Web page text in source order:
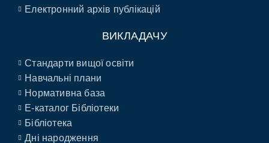
Електронний архів публікацій
ВИКЛАДАЧУ
Стандарти вищої освіти
Навчальні плани
Нормативна база
E-каталог Бібліотеки
Бібліотека
Дні народження